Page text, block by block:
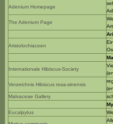
Adenium Homepage
The Adenium Page
Aristolochiaceen
Internationale Hibiscus-Society
Verzeichnis Hibiscus rosa-sinensis
Malvaceae Gallery
Eucalpytus